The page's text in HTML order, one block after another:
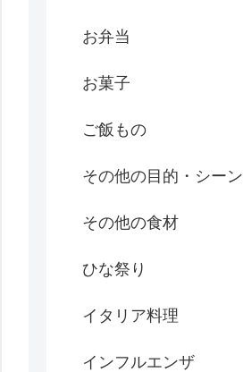
お弁当
お菓子
ご飯もの
その他の目的・シーン
その他の食材
ひな祭り
イタリア料理
インフルエンザ